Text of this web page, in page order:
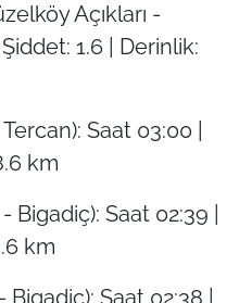
Açıkları -
1.6 | Derinlik:
Saat 03:00 |
km
Bigadiç): Saat 02:39 |
km